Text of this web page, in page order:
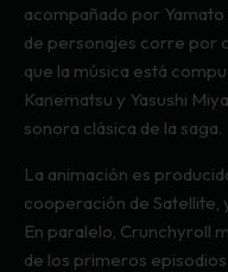
acompañado por
de personajes corre por
que la música está
Kanematsu y Yasushi
sonora clásica de la saga.
La animación es
cooperación de Satellite,
En paralelo, Crunchyroll
de los primeros